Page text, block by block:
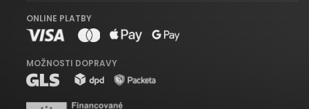
ONLINE PLATBY
MOŽNOSTI DOPRAVY